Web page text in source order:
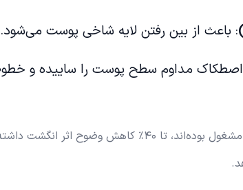
: باعث از بین رفتن لایه شاخی پوست می‌شود.
مداوم سطح پوست را ساییده و
مطالعات نشان داده‌اند افرادی که بیش از ۱۰ سال در صنایع فلزی مشغول بوده‌اند، تا